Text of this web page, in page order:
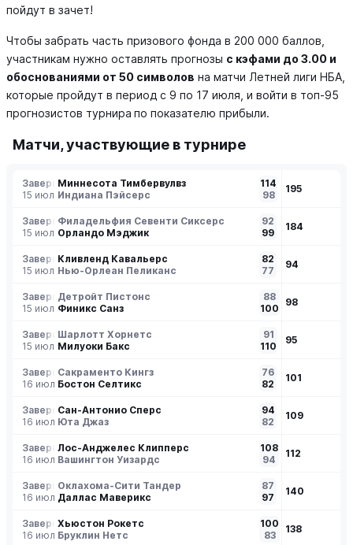
пойдут в зачет!
Чтобы забрать часть призового фонда в 200 000 баллов,
участникам нужно оставлять прогнозы с кэфами до 3.00 и
обоснованиями от 50 символов на матчи Летней лиги НБА,
которые пройдут в период с 9 по 17 июля, и войти в топ-95
прогнозистов турнира по показателю прибыли.
Матчи, участвующие в турнире
Завершен
15 июл
Миннесота Тимбервулвз
Индиана Пэйсерс
114
98
195
Завершен
15 июл
Филадельфия Севенти Сиксерс
Орландо Мэджик
92
99
184
Завершен
15 июл
Кливленд Кавальерс
Нью-Орлеан Пеликанс
82
77
94
Завершен
15 июл
Детройт Пистонс
Финикс Санз
88
100
98
Завершен
15 июл
Шарлотт Хорнетс
Милуоки Бакс
91
110
95
Завершен
16 июл
Сакраменто Кингз
Бостон Селтикс
76
82
101
Завершен
16 июл
Сан-Антонио Сперс
Юта Джаз
94
82
109
Завершен
16 июл
Лос-Анджелес Клипперс
Вашингтон Уизардс
108
94
112
Завершен
16 июл
Оклахома-Сити Тандер
Даллас Маверикс
87
97
140
Завершен
16 июл
Хьюстон Рокетс
Бруклин Нетс
100
83
138